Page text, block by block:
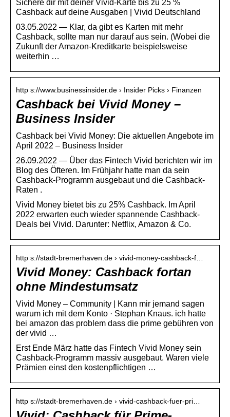
Sichere dir mit deiner Vivid-Karte bis zu 25 %
Cashback auf deine Ausgaben | Vivid Deutschland
03.05.2022 — Klar, da gibt es Karten mit mehr
Cashback, sollte man nur darauf aus sein. (Wobei die
Zukunft der Amazon-Kreditkarte beispielsweise
weiterhin …
http s://www.businessinsider.de › Insider Picks › Finanzen
Cashback bei Vivid Money –
Business Insider
Cashback bei Vivid Money: Die aktuellen Angebote im
April 2022 – Business Insider
26.09.2022 — Über das Fintech Vivid berichten wir im
Blog des Öfteren. Im Frühjahr hatte man da sein
Cashback-Programm ausgebaut und die Cashback-
Raten .
Vivid Money bietet bis zu 25% Cashback. Im April
2022 erwarten euch wieder spannende Cashback-
Deals bei Vivid. Darunter: Netflix, Amazon & Co.
http s://stadt-bremerhaven.de › vivid-money-cashback-f…
Vivid Money: Cashback fortan
ohne Mindestumsatz
Vivid Money – Community | Kann mir jemand sagen
warum ich mit dem Konto · Stephan Knaus. ich hatte
bei amazon das problem dass die prime gebühren von
der vivid …
Erst Ende März hatte das Fintech Vivid Money sein
Cashback-Programm massiv ausgebaut. Waren viele
Prämien einst den kostenpflichtigen …
http s://stadt-bremerhaven.de › vivid-cashback-fuer-pri…